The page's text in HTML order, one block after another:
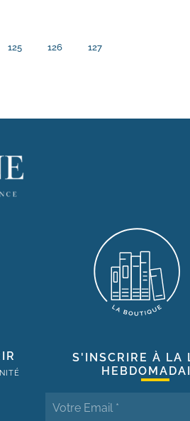
125 126 127
S'INSCRIRE À LA